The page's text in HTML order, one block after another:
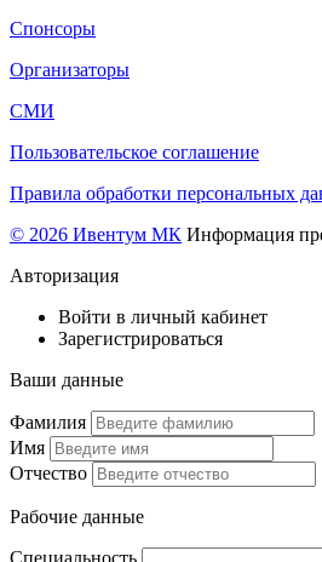
Спонсоры
Организаторы
СМИ
Пользовательское соглашение
Правила обработки персональных
© 2026 Ивентум МК Информация
Авторизация
Войти в личный кабинет
Зарегистрироваться
Ваши данные
Фамилия
Имя
Отчество
Рабочие данные